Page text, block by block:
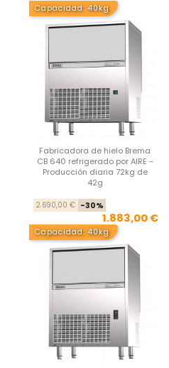
base
Capacidad: 40kg
Fabricadora de hielo Brema
CB 640 refrigerado por AIRE -
Producción diaria 72kg de
42g
2.690,00 € -30%
1.883,00 €
Capacidad: 40kg